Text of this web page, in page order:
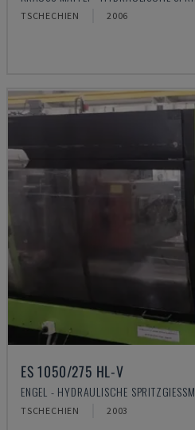
TSCHECHIEN 2006
ES 1050/275 HL-V
ENGEL - HYDRAULISCHE
TSCHECHIEN 2003